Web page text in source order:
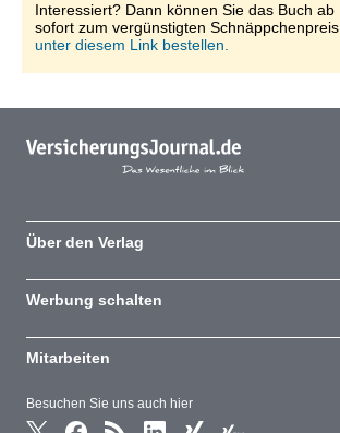
Interessiert? Dann können Sie das Buch ab
sofort zum vergünstigten Schnäppchenpreis
unter diesem Link bestellen.
Besuchen Sie uns auch hier
Über den Verlag
Werbung schalten
Mitarbeiten